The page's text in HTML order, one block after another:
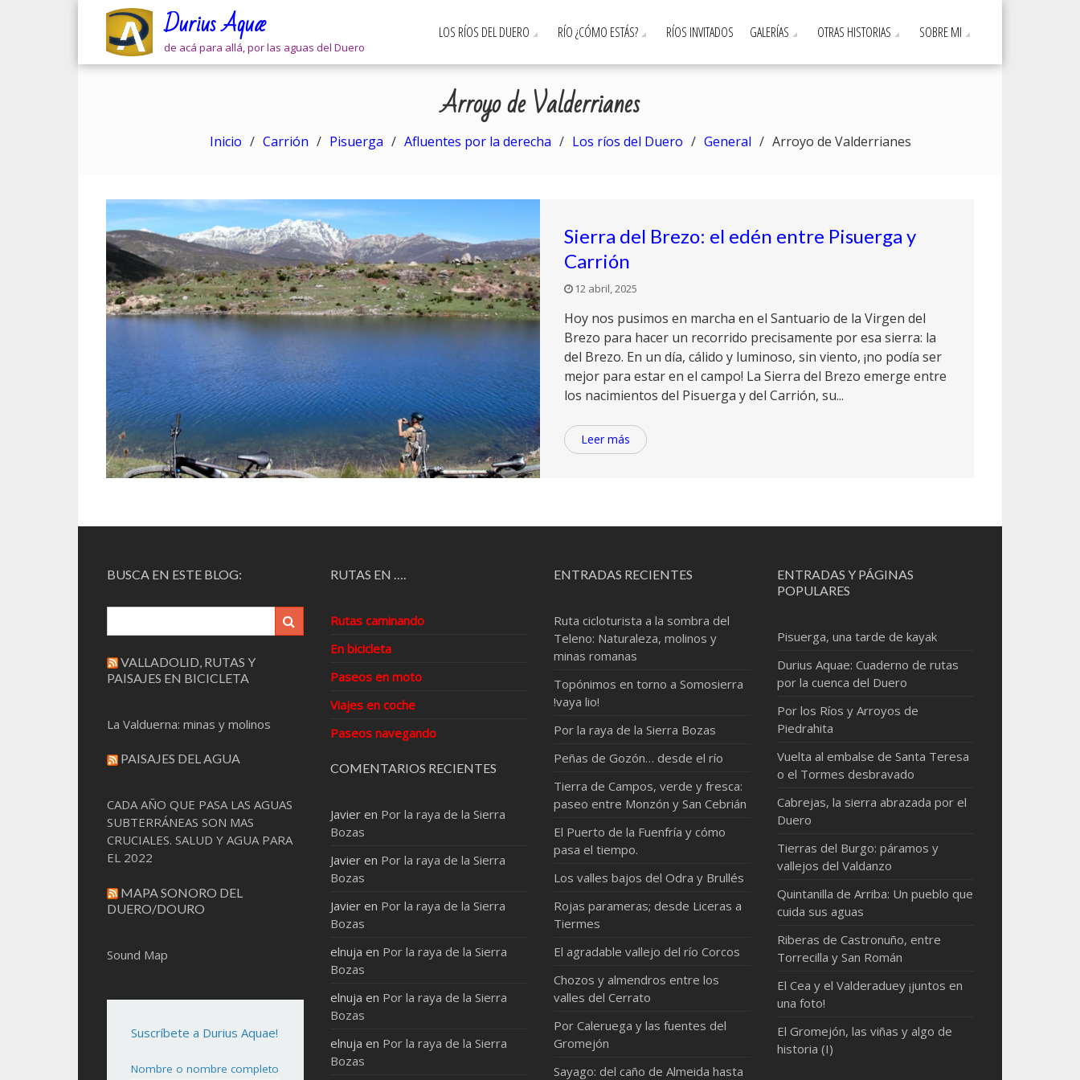
Durius Aquæ
de acá para allá, por las aguas del Duero
LOS RÍOS DEL DUERO RÍO ¿CÓMO ESTÁS? RÍOS INVITADOS GALERÍAS OTRAS HISTORIAS SOBRE MI
Arroyo de Valderrianes
Inicio Carrión Pisuerga Afluentes por la derecha Los ríos del Duero General Arroyo de Valderrianes
Sierra del Brezo: el edén entre Pisuerga y
Carrión
12 abril, 2025
Hoy nos pusimos en marcha en el Santuario de la Virgen del
Brezo para hacer un recorrido precisamente por esa sierra: la
del Brezo. En un día, cálido y luminoso, sin viento, ¡no podía ser
mejor para estar en el campo! La Sierra del Brezo emerge entre
los nacimientos del Pisuerga y del Carrión, su...
Leer más
BUSCA EN ESTE BLOG:
VALLADOLID, RUTAS Y
PAISAJES EN BICICLETA
La Valduerna: minas y molinos
PAISAJES DEL AGUA
CADA AÑO QUE PASA LAS AGUAS
SUBTERRÁNEAS SON MAS
CRUCIALES. SALUD Y AGUA PARA
EL 2022
MAPA SONORO DEL
DUERO/DOURO
Sound Map
Suscríbete a Durius Aquae!
Nombre o nombre completo
RUTAS EN ….
Rutas caminando
En bicicleta
Paseos en moto
Viajes en coche
Paseos navegando
COMENTARIOS RECIENTES
Javier en Por la raya de la Sierra
Bozas
Javier en Por la raya de la Sierra
Bozas
Javier en Por la raya de la Sierra
Bozas
elnuja en Por la raya de la Sierra
Bozas
elnuja en Por la raya de la Sierra
Bozas
elnuja en Por la raya de la Sierra
Bozas
ENTRADAS RECIENTES
Ruta cicloturista a la sombra del
Teleno: Naturaleza, molinos y
minas romanas
Topónimos en torno a Somosierra
!vaya lio!
Por la raya de la Sierra Bozas
Peñas de Gozón… desde el río
Tierra de Campos, verde y fresca:
paseo entre Monzón y San Cebrián
El Puerto de la Fuenfría y cómo
pasa el tiempo.
Los valles bajos del Odra y Brullés
Rojas parameras; desde Liceras a
Tiermes
El agradable vallejo del río Corcos
Chozos y almendros entre los
valles del Cerrato
Por Caleruega y las fuentes del
Gromejón
Sayago: del caño de Almeida hasta
ENTRADAS Y PÁGINAS
POPULARES
Pisuerga, una tarde de kayak
Durius Aquae: Cuaderno de rutas
por la cuenca del Duero
Por los Ríos y Arroyos de
Piedrahita
Vuelta al embalse de Santa Teresa
o el Tormes desbravado
Cabrejas, la sierra abrazada por el
Duero
Tierras del Burgo: páramos y
vallejos del Valdanzo
Quintanilla de Arriba: Un pueblo que
cuida sus aguas
Riberas de Castronuño, entre
Torrecilla y San Román
El Cea y el Valderaduey ¡juntos en
una foto!
El Gromejón, las viñas y algo de
historia (I)